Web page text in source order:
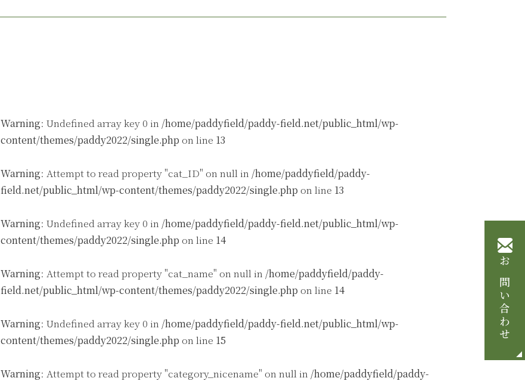
お問い合わせ
Warning: Undefined array key 0 in /home/paddyfield/paddy-field.net/public_html/wp-
content/themes/paddy2022/single.php on line 13
Warning: Attempt to read property "cat_ID" on null in /home/paddyfield/paddy-
field.net/public_html/wp-content/themes/paddy2022/single.php on line 13
Warning: Undefined array key 0 in /home/paddyfield/paddy-field.net/public_html/wp-
content/themes/paddy2022/single.php on line 14
Warning: Attempt to read property "cat_name" on null in /home/paddyfield/paddy-
field.net/public_html/wp-content/themes/paddy2022/single.php on line 14
Warning: Undefined array key 0 in /home/paddyfield/paddy-field.net/public_html/wp-
content/themes/paddy2022/single.php on line 15
Warning: Attempt to read property "category_nicename" on null in /home/paddyfield/paddy-